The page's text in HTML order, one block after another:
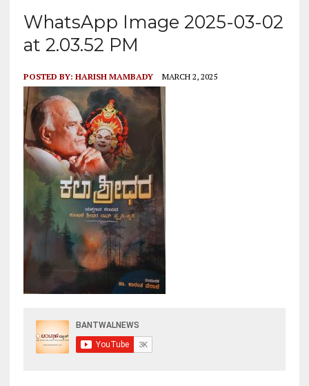
WhatsApp Image 2025-03-02
at 2.03.52 PM
POSTED BY: HARISH MAMBADY MARCH 2, 2025